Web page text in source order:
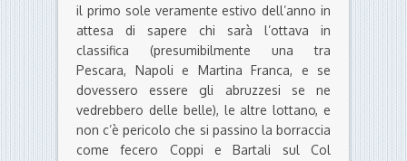
il primo sole veramente estivo dell’anno in
attesa di sapere chi sarà l’ottava in
classifica (presumibilmente una tra
Pescara, Napoli e Martina Franca, e se
dovessero essere gli abruzzesi se ne
vedrebbero delle belle), le altre lottano, e
non c’è pericolo che si passino la borraccia
come fecero Coppi e Bartali sul Col